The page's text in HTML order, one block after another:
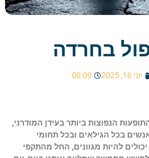
בחרדה
יוני 16, 2025 00:00
הנפוצות ביותר בעידן המודרני,
בכל הגילאים ובכל תחומי
להיות מגוונים, החל מהתקפי